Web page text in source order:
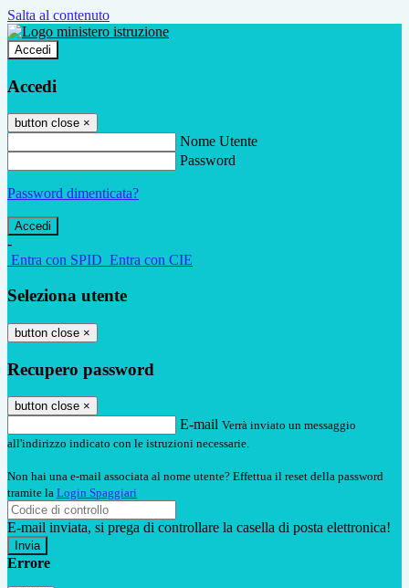
Salta al contenuto
Accedi
Accedi
button close ×
Nome Utente
Password
Password dimenticata?
-
Entra con SPID Entra con CIE
Seleziona utente
button close ×
Recupero password
button close ×
E-mail Verrà inviato un messaggio
all'indirizzo indicato con le istruzioni necessarie.
Non hai una e-mail associata al nome utente? Effettua il reset della password
tramite la Login Spaggiari
E-mail inviata, si prega di controllare la casella di posta elettronica!
Errore